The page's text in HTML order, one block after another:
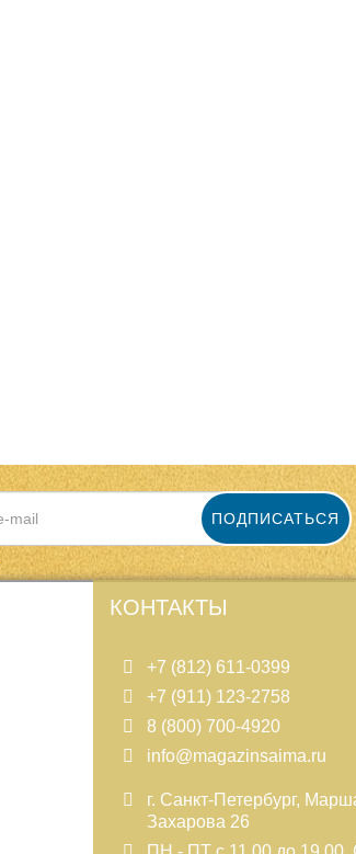
ПОДПИСАТЬСЯ
КОНТАКТЫ
+7 (812) 611-0399
+7 (911) 123-2758
8 (800) 700-4920
info@magazinsaima.ru
г. Санкт-Петербург,
Захарова 26